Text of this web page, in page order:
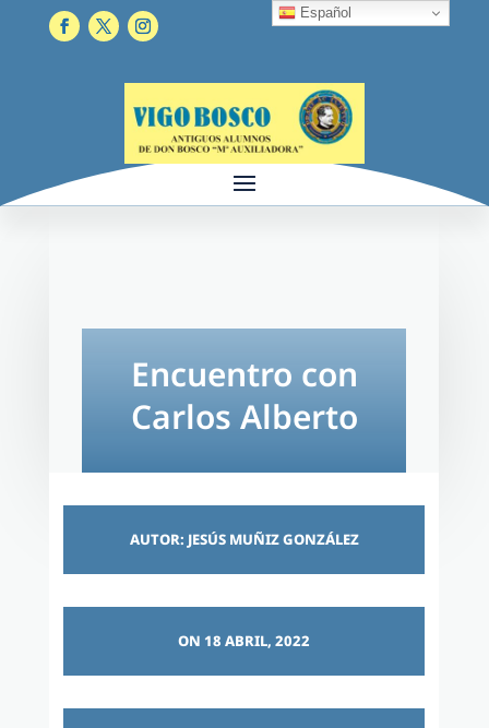
Encuentro con
Carlos Alberto
AUTOR: JESÚS MUÑIZ GONZÁLEZ
ON 18 ABRIL, 2022
Español